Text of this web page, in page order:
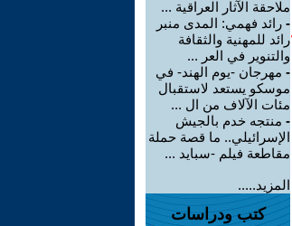
ملاحقة الآثار العراقية ...
- رائد فهمي: المدى منبر
رائد للمهنية والثقافة
والتنوير في العر ...
- مهرجان -يوم الهند- في
موسكو يستعد لاستقبال
مئات الآلاف من ال ...
- منتجه خدم بالجيش
الإسرائيلي.. ما قصة حملة
مقاطعة فيلم -سبايد ...
المزيد.....
كتب ودراسات